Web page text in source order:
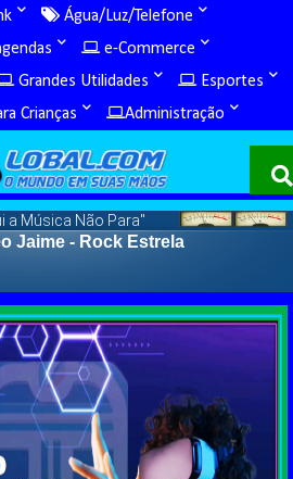
Água/Luz/Telefone
e-Commerce
Grandes Utilidades
Esportes
Crianças Administração